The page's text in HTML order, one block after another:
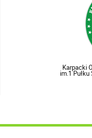
Karpacki
im.1